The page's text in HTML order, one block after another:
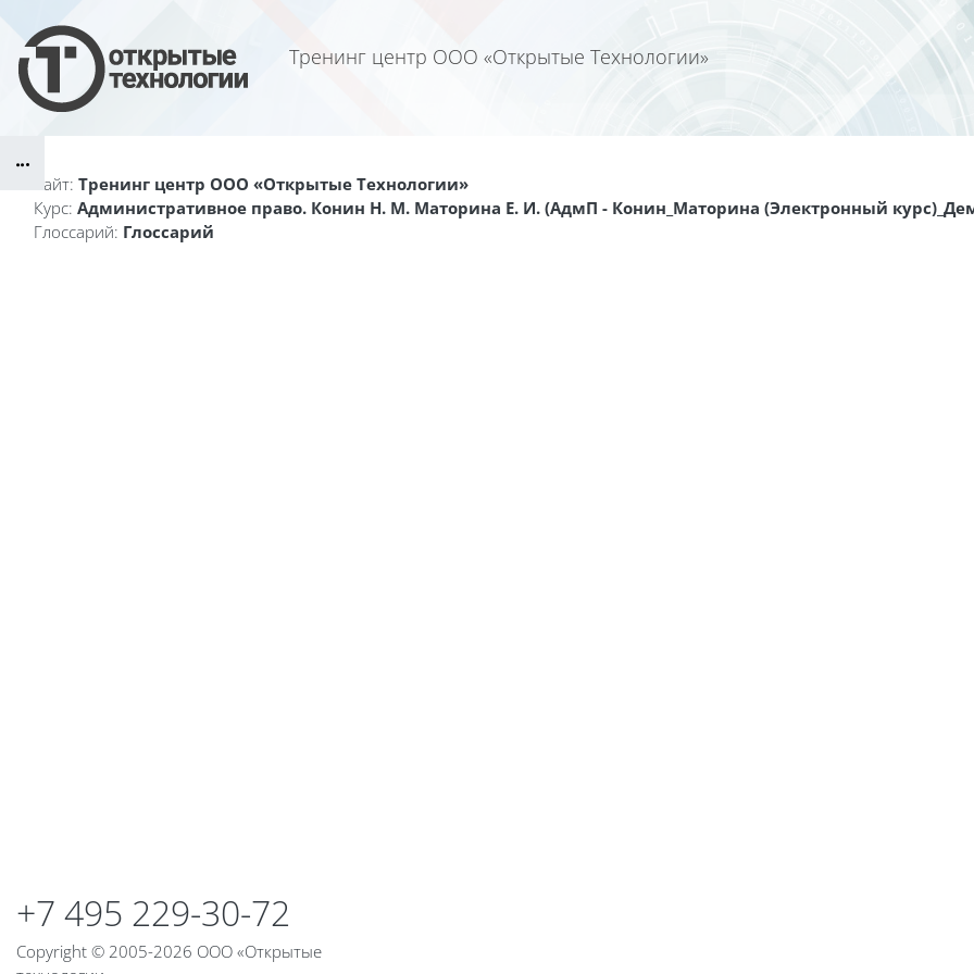
Тренинг центр ООО «Открытые Технологии»
Блоки
Сайт: Тренинг центр ООО «Открытые Технологии»
Курс: Административное право. Конин Н. М. Маторина Е. И. (АдмП - Конин_Маторина (Электронный
Глоссарий: Глоссарий
+7 495 229-30-72
Copyright © 2005-2026 ООО «Открытые